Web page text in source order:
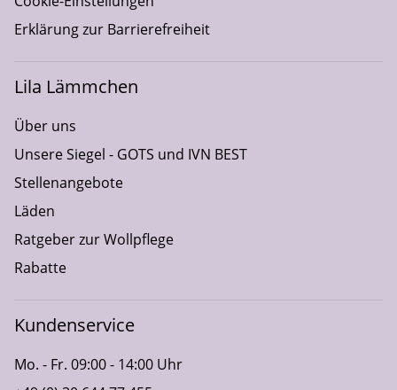
Erklärung zur Barrierefreiheit
Lila Lämmchen
Über uns
Unsere Siegel - GOTS und IVN BEST
Stellenangebote
Läden
Ratgeber zur Wollpflege
Rabatte
Kundenservice
Mo. - Fr. 09:00 - 14:00 Uhr